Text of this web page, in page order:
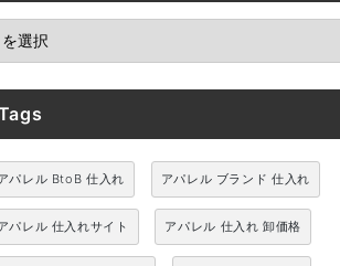
パレル BtoB 仕入れ アパレル ブランド 仕入れ
パレル 仕入れサイト アパレル 仕入れ 卸価格